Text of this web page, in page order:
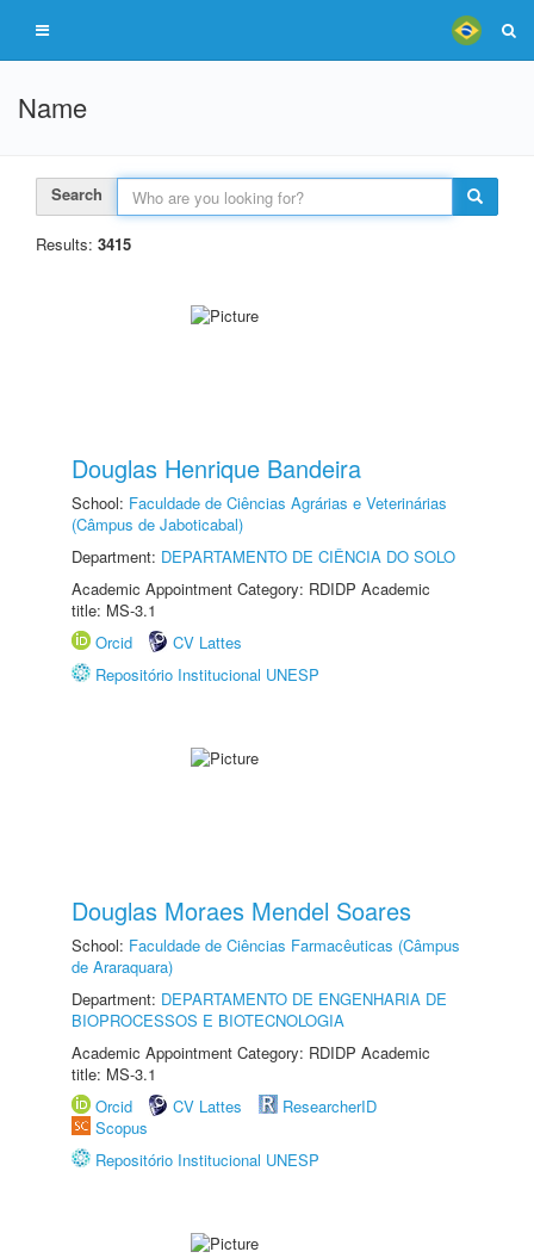
Name
Search
Results: 3415
Douglas Henrique Bandeira
School: Faculdade de Ciências Agrárias e Veterinárias
(Câmpus de Jaboticabal)
Department: DEPARTAMENTO DE CIÊNCIA DO SOLO
Academic Appointment Category: RDIDP Academic
title: MS-3.1
Orcid
CV Lattes
Repositório Institucional UNESP
Douglas Moraes Mendel Soares
School: Faculdade de Ciências Farmacêuticas (Câmpus
de Araraquara)
Department: DEPARTAMENTO DE ENGENHARIA DE
BIOPROCESSOS E BIOTECNOLOGIA
Academic Appointment Category: RDIDP Academic
title: MS-3.1
Orcid
CV Lattes
ResearcherID
Scopus
Repositório Institucional UNESP